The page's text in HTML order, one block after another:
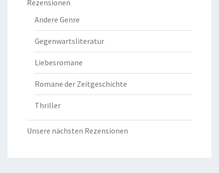
Rezensionen
Andere Genre
Gegenwartsliteratur
Liebesromane
Romane der Zeitgeschichte
Thriller
Unsere nächsten Rezensionen